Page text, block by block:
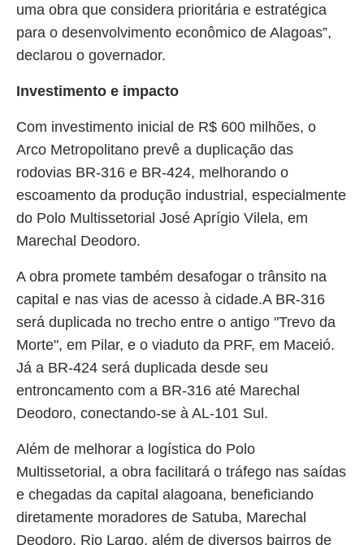
uma obra que considera prioritária e estratégica
para o desenvolvimento econômico de Alagoas”,
declarou o governador.
Investimento e impacto
Com investimento inicial de R$ 600 milhões, o
Arco Metropolitano prevê a duplicação das
rodovias BR-316 e BR-424, melhorando o
escoamento da produção industrial, especialmente
do Polo Multissetorial José Aprígio Vilela, em
Marechal Deodoro.
A obra promete também desafogar o trânsito na
capital e nas vias de acesso à cidade.A BR-316
será duplicada no trecho entre o antigo "Trevo da
Morte", em Pilar, e o viaduto da PRF, em Maceió.
Já a BR-424 será duplicada desde seu
entroncamento com a BR-316 até Marechal
Deodoro, conectando-se à AL-101 Sul.
Além de melhorar a logística do Polo
Multissetorial, a obra facilitará o tráfego nas saídas
e chegadas da capital alagoana, beneficiando
diretamente moradores de Satuba, Marechal
Deodoro, Rio Largo, além de diversos bairros de